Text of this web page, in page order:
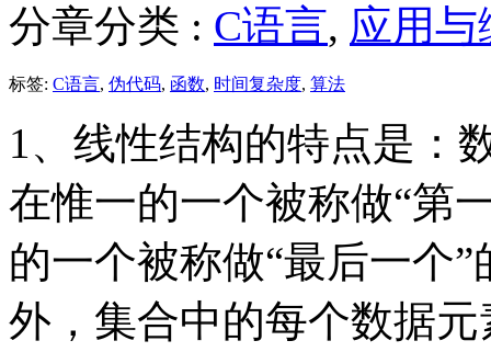
分章分类 : C语言, 应用与
标签: C语言, 伪代码, 函数, 时间复杂度, 算法
1、线性结构的特点是：
在惟一的一个被称做“第
的一个被称做“最后一个
外，集合中的每个数据